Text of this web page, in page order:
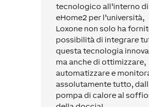
tecnologico all’interno di
eHome2 per l’università,
Loxone non solo ha
possibilità di integrare
questa tecnologia
ma anche di ottimizzare,
automatizzare e
assolutamente tutto,
pompa di calore al